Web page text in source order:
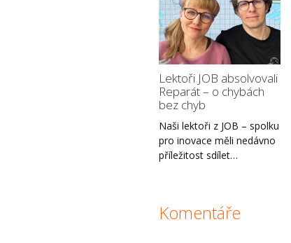
Lektoři JOB absolvovali
Reparát – o chybách
bez chyb
Naši lektoři z JOB – spolku
pro inovace měli nedávno
příležitost sdílet…
Komentáře